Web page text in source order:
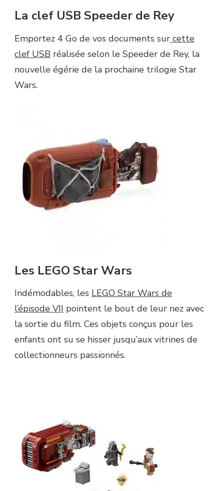
La clef USB Speeder de Rey
Emportez 4 Go de vos documents sur cette
clef USB réalisée selon le Speeder de Rey, la
nouvelle égérie de la prochaine trilogie Star
Wars.
Les LEGO Star Wars
Indémodables, les LEGO Star Wars de
l’épisode VII pointent le bout de leur nez avec
la sortie du film. Ces objets conçus pour les
enfants ont su se hisser jusqu’aux vitrines de
collectionneurs passionnés.